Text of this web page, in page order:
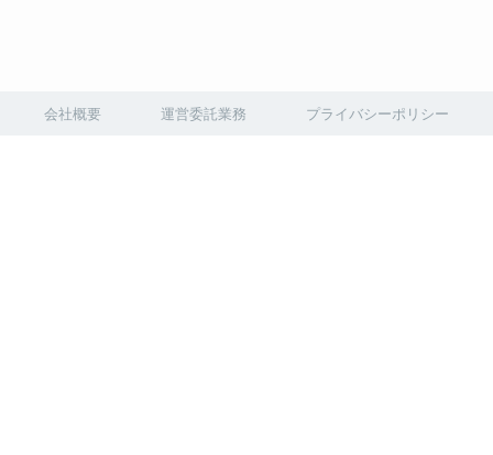
会社概要 運営委託業務 プライバシーポリシー